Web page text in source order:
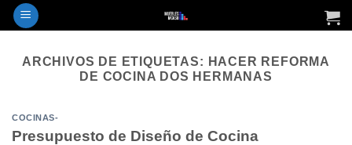
Saltar
al
ARCHIVOS DE ETIQUETAS: HACER REFORMA
DE COCINA DOS HERMANAS
COCINAS-
Presupuesto de Diseño de Cocina